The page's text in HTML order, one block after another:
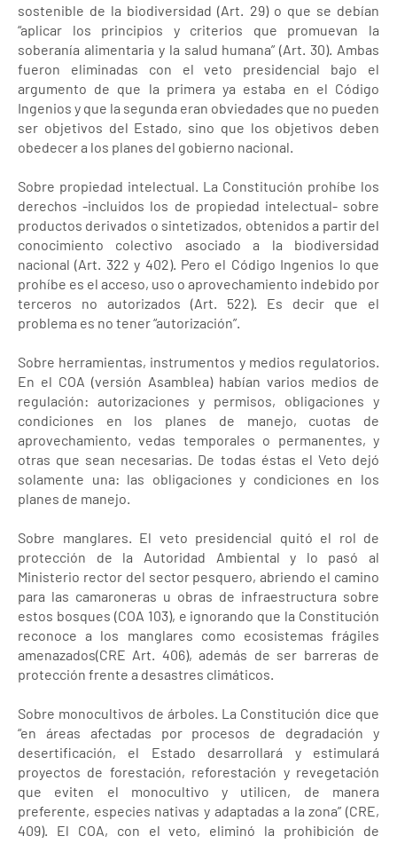
sostenible de la biodiversidad (Art. 29) o que se debían
“aplicar los principios y criterios que promuevan la
soberanía alimentaria y la salud humana” (Art. 30). Ambas
fueron eliminadas con el veto presidencial bajo el
argumento de que la primera ya estaba en el Código
Ingenios y que la segunda eran obviedades que no pueden
ser objetivos del Estado, sino que los objetivos deben
obedecer a los planes del gobierno nacional.
Sobre propiedad intelectual. La Constitución prohíbe los
derechos -incluidos los de propiedad intelectual- sobre
productos derivados o sintetizados, obtenidos a partir del
conocimiento colectivo asociado a la biodiversidad
nacional (Art. 322 y 402). Pero el Código Ingenios lo que
prohíbe es el acceso, uso o aprovechamiento indebido por
terceros no autorizados (Art. 522). Es decir que el
problema es no tener “autorización”.
Sobre herramientas, instrumentos y medios regulatorios.
En el COA (versión Asamblea) habían varios medios de
regulación: autorizaciones y permisos, obligaciones y
condiciones en los planes de manejo, cuotas de
aprovechamiento, vedas temporales o permanentes, y
otras que sean necesarias. De todas éstas el Veto dejó
solamente una: las obligaciones y condiciones en los
planes de manejo.
Sobre manglares. El veto presidencial quitó el rol de
protección de la Autoridad Ambiental y lo pasó al
Ministerio rector del sector pesquero, abriendo el camino
para las camaroneras u obras de infraestructura sobre
estos bosques (COA 103), e ignorando que la Constitución
reconoce a los manglares como ecosistemas frágiles
amenazados(CRE Art. 406), además de ser barreras de
protección frente a desastres climáticos.
Sobre monocultivos de árboles. La Constitución dice que
“en áreas afectadas por procesos de degradación y
desertificación, el Estado desarrollará y estimulará
proyectos de forestación, reforestación y revegetación
que eviten el monocultivo y utilicen, de manera
preferente, especies nativas y adaptadas a la zona” (CRE,
409). El COA, con el veto, eliminó la prohibición de